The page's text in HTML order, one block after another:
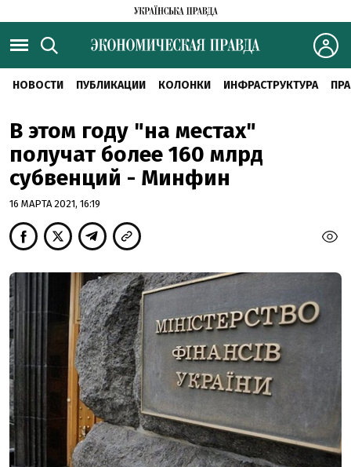
НОВОСТИ ПУБЛИКАЦИИ КОЛОНКИ ИНФРАСТРУКТУРА
В этом году "на местах"
получат более 160 млрд
субвенций - Минфин
16 МАРТА 2021, 16:19